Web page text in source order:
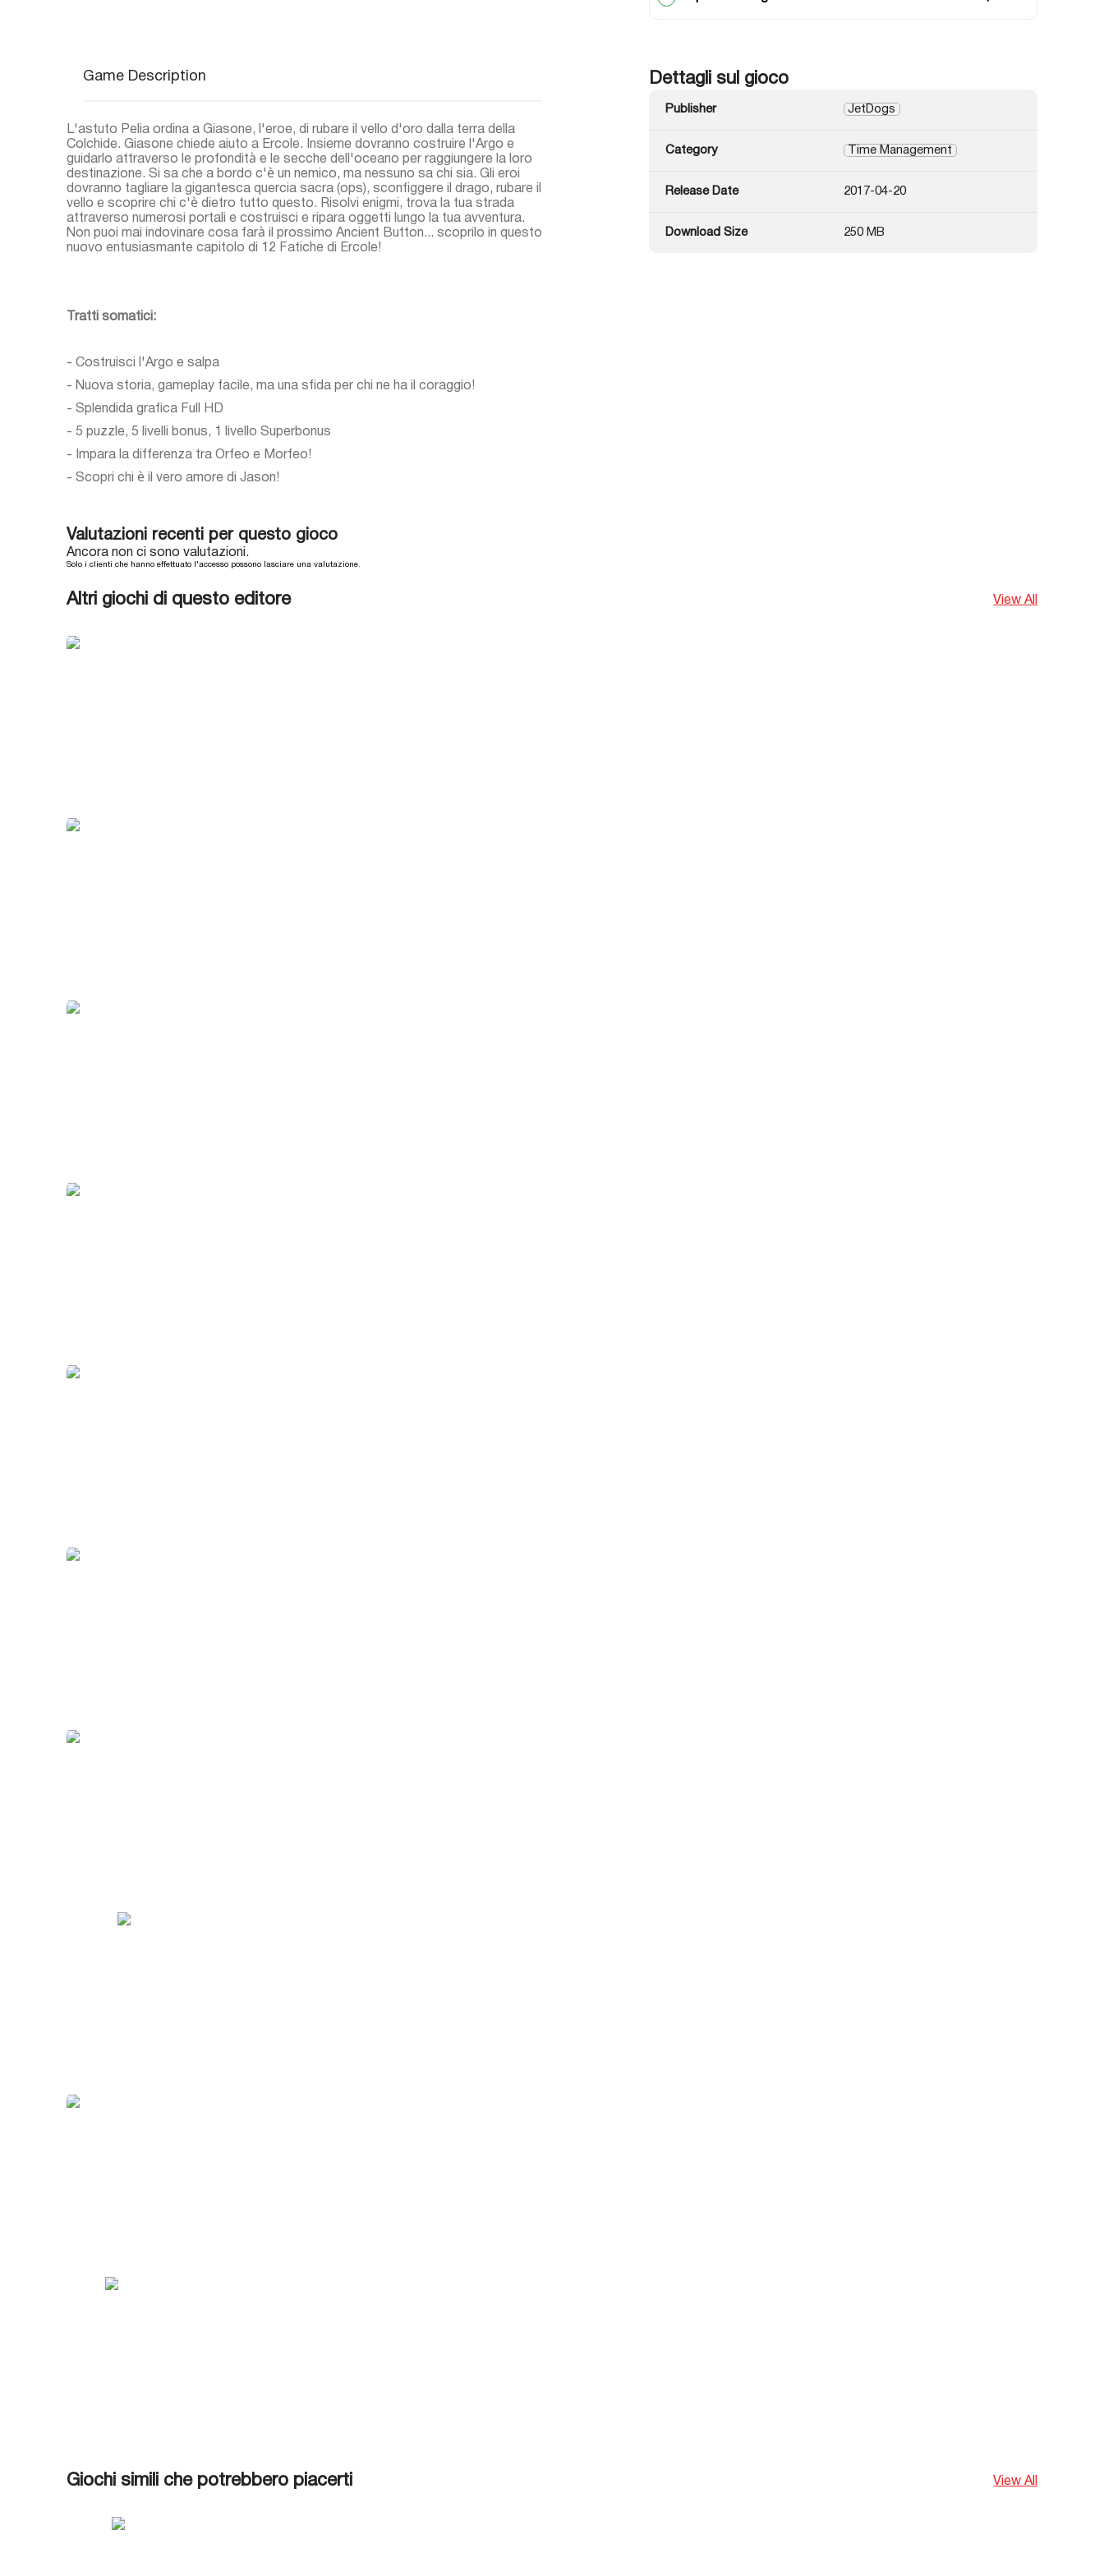
Game Description
L'astuto Pelia ordina a Giasone, l'eroe, di rubare il vello d'oro dalla terra della
Colchide. Giasone chiede aiuto a Ercole. Insieme dovranno costruire l'Argo e
guidarlo attraverso le profondità e le secche dell'oceano per raggiungere la loro
destinazione. Si sa che a bordo c'è un nemico, ma nessuno sa chi sia. Gli eroi
dovranno tagliare la gigantesca quercia sacra (ops), sconfiggere il drago, rubare il
vello e scoprire chi c'è dietro tutto questo. Risolvi enigmi, trova la tua strada
attraverso numerosi portali e costruisci e ripara oggetti lungo la tua avventura.
Non puoi mai indovinare cosa farà il prossimo Ancient Button... scoprilo in questo
nuovo entusiasmante capitolo di 12 Fatiche di Ercole!
Tratti somatici:
- Costruisci l'Argo e salpa
- Nuova storia, gameplay facile, ma una sfida per chi ne ha il coraggio!
- Splendida grafica Full HD
- 5 puzzle, 5 livelli bonus, 1 livello Superbonus
- Impara la differenza tra Orfeo e Morfeo!
- Scopri chi è il vero amore di Jason!
Dettagli sul gioco
Publisher JetDogs
Category Time Management
Release Date 2017-04-20
Download Size 250 MB
Valutazioni recenti per questo gioco
Ancora non ci sono valutazioni.
Solo i clienti che hanno effettuato l'accesso possono lasciare una valutazione.
Altri giochi di questo editore View All
Giochi simili che potrebbero piacerti View All